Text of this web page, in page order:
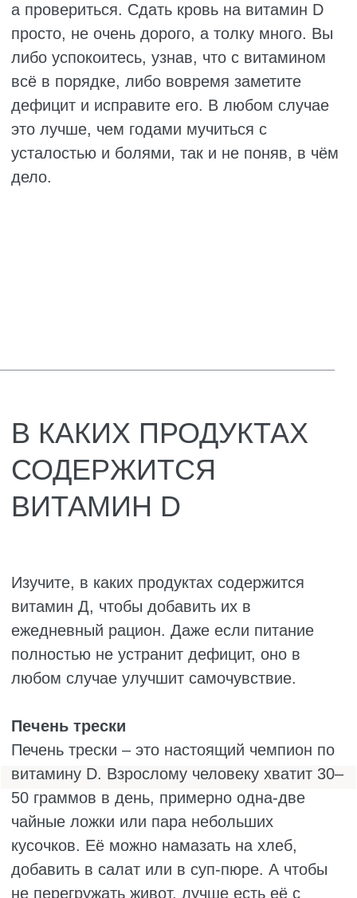
это всё равно неплохо.
любом магазине. Но в солёной сельди
много соли, поэтому людям с высоким
давлением и больными почками лучше
выбирать малосольную или запечённую. В
остальном это отличный источник витамина
D и омега-3.
Грибы
Грибы – это единственная растительная
еда, в которой есть витамин D. Они, как и
кожа человека, вырабатывают его под
солнцем. Больше всего витамина в лесных
грибах, например в лисичках и сморчках, до
шампиньоны из магазина, которые росли в
темноте, дают до 40 МЕ.
Некоторые производители специально